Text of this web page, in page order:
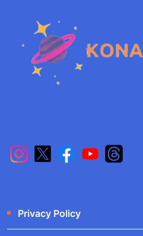
Privacy Policy